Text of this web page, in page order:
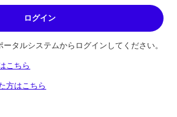
タルシステムからログインしてください。
こちら
方はこちら